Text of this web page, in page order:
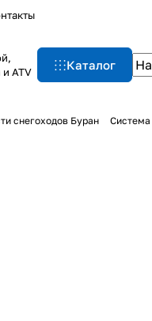
ATV
Каталог
снегоходов Буран